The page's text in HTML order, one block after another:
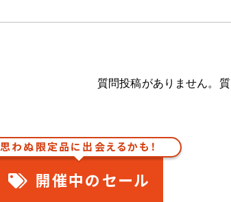
質問投稿がありません。
思わぬ限定品に出会えるかも！
開催中のセール